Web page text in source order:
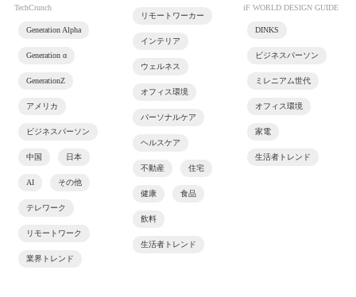
TechCrunch
Generation Alpha
Generation α
GenerationZ
アメリカ
ビジネスパーソン
中国 日本
AI その他
テレワーク
リモートワーク
業界トレンド
リモートワーカー
インテリア
ウェルネス
オフィス環境
パーソナルケア
ヘルスケア
不動産 住宅
健康 食品
飲料
生活者トレンド
iF WORLD DESIGN GUIDE
DINKS
ビジネスパーソン
ミレニアム世代
オフィス環境
家電
生活者トレンド